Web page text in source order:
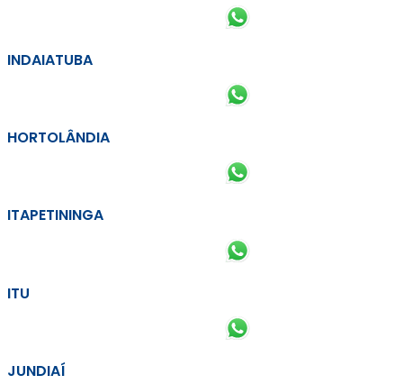
INDAIATUBA
HORTOLÂNDIA
ITAPETININGA
ITU
JUNDIAÍ